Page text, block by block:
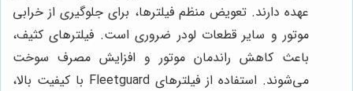
عهده دارند. تعویض منظم فیلترها، برای جلوگیری از خرابی
موتور و سایر قطعات لودر ضروری است. فیلترهای کثیف،
باعث کاهش راندمان موتور و افزایش مصرف سوخت
می‌شوند. استفاده از فیلترهای Fleetguard با کیفیت بالا،